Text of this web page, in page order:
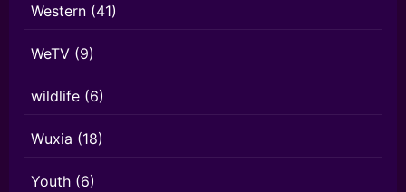
Western (41)
WeTV (9)
wildlife (6)
Wuxia (18)
Youth (6)